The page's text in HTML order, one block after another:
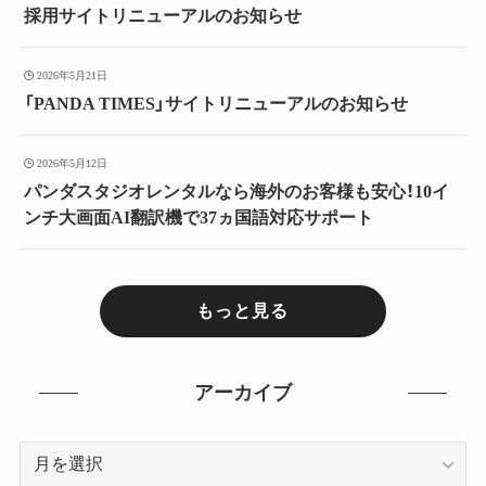
採用サイトリニューアルのお知らせ
2026年5月21日
「PANDA TIMES」サイトリニューアルのお知らせ
2026年5月12日
パンダスタジオレンタルなら海外のお客様も安心！10イ
ンチ大画面AI翻訳機で37ヵ国語対応サポート
もっと見る
アーカイブ